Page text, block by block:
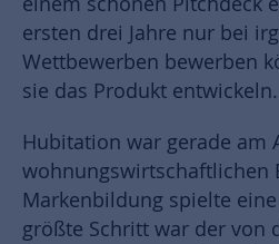
ersten drei Jahre nur bei
Wettbewerben bewerben
sie das Produkt entwickeln.
Hubitation war gerade am
wohnungswirtschaftlichen
Markenbildung spielte
größte Schritt war der von